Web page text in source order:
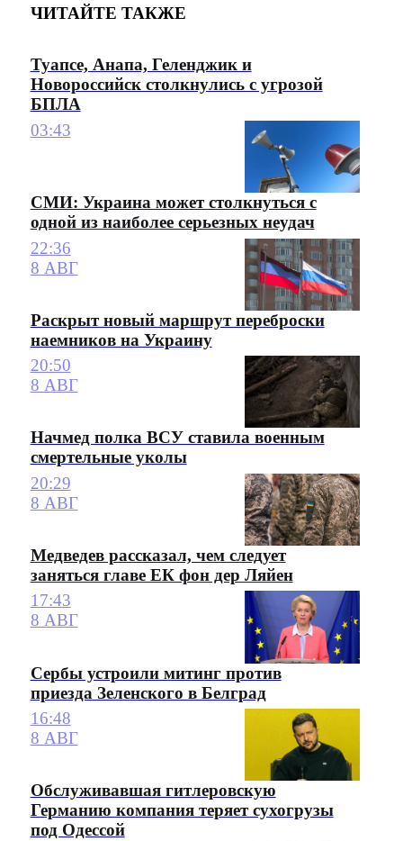
ЧИТАЙТЕ ТАКЖЕ
Туапсе, Анапа, Геленджик и
Новороссийск столкнулись с угрозой
БПЛА
03:43
СМИ: Украина может столкнуться с
одной из наиболее серьезных неудач
22:36
8 АВГ
Раскрыт новый маршрут переброски
наемников на Украину
20:50
8 АВГ
Начмед полка ВСУ ставила военным
смертельные уколы
20:29
8 АВГ
Медведев рассказал, чем следует
заняться главе ЕК фон дер Ляйен
17:43
8 АВГ
Сербы устроили митинг против
приезда Зеленского в Белград
16:48
8 АВГ
Обслуживавшая гитлеровскую
Германию компания теряет сухогрузы
под Одессой